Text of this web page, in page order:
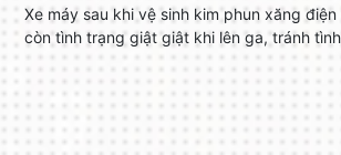
Xe máy sau khi vệ sinh kim phun xăng
còn tình trạng giật giật khi lên ga, tránh